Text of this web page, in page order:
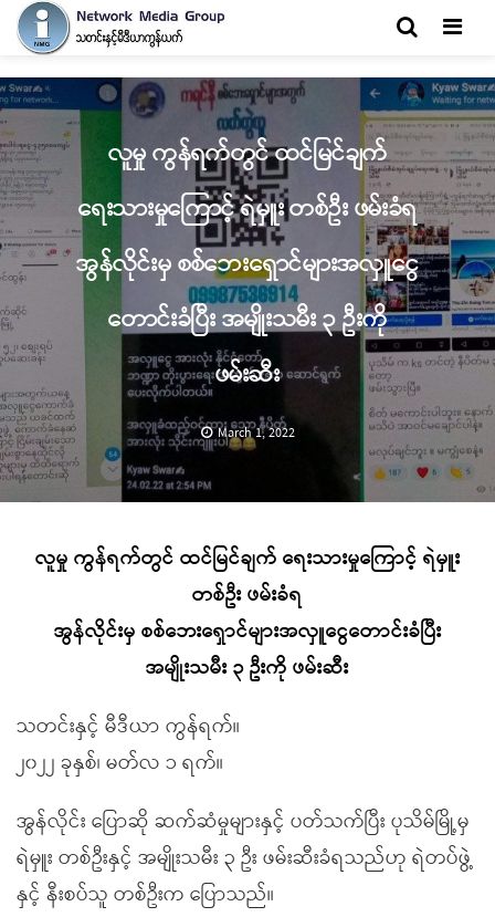
လူမှု ကွန်ရက်တွင် ထင်မြင်ချက်
ရေးသားမှုကြောင့် ရဲမှူး တစ်ဦး ဖမ်းခံရ
အွန်လိုင်းမှ စစ်ဘေးရှောင်များအလှူငွေ
တောင်းခံပြီး အမျိုးသမီး ၃ ဦးကို
ဖမ်းဆီး
March 1, 2022
လူမှု ကွန်ရက်တွင် ထင်မြင်ချက် ရေးသားမှုကြောင့် ရဲမှူး
တစ်ဦး ဖမ်းခံရ
အွန်လိုင်းမှ စစ်ဘေးရှောင်များအလှူငွေတောင်းခံပြီး
အမျိုးသမီး ၃ ဦးကို ဖမ်းဆီး
သတင်းနှင့် မီဒီယာ ကွန်ရက်။
၂၀၂၂ ခုနှစ်၊ မတ်လ ၁ ရက်။
အွန်လိုင်း ပြောဆို ဆက်ဆံမှုများနှင့် ပတ်သက်ပြီး ပုသိမ်မြို့မှ
ရဲမှူး တစ်ဦးနှင့် အမျိုးသမီး ၃ ဦး ဖမ်းဆီးခံရသည်ဟု ရဲတပ်ဖွဲ့
နှင့် နီးစပ်သူ တစ်ဦးက ပြောသည်။